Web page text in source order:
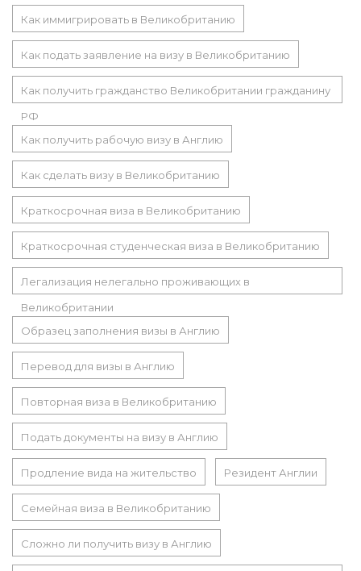
Как иммигрировать в Великобританию
Как подать заявление на визу в Великобританию
Как получить гражданство Великобритании гражданину
РФ
Как получить рабочую визу в Англию
Как сделать визу в Великобританию
Краткосрочная виза в Великобританию
Краткосрочная студенческая виза в Великобританию
Легализация нелегально проживающих в
Великобритании
Образец заполнения визы в Англию
Перевод для визы в Англию
Повторная виза в Великобританию
Подать документы на визу в Англию
Продление вида на жительство Резидент Англии
Семейная виза в Великобританию
Сложно ли получить визу в Англию